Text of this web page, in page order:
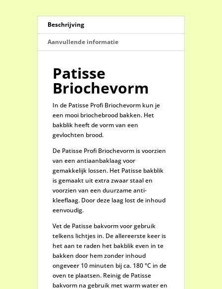
Beschrijving
Aanvullende informatie
Patisse
Briochevorm
In de Patisse Profi Briochevorm kun je
een mooi briochebrood bakken. Het
bakblik heeft de vorm van een
gevlochten brood.
De Patisse Profi Briochevorm is voorzien
van een antiaanbaklaag voor
gemakkelijk lossen. Het Patisse bakblik
is gemaakt uit extra zwaar staal en
voorzien van een duurzame anti-
kleeflaag. Door deze laag lost de inhoud
eenvoudig.
Vet de Patisse bakvorm voor gebruik
telkens lichtjes in. De allereerste keer is
het aan te raden het bakblik even in te
bakken door hem zonder inhoud
ongeveer 10 minuten bij ca. 180 °C in de
oven te plaatsen. Reinig de Patisse
bakvorm na gebruik met warm water en